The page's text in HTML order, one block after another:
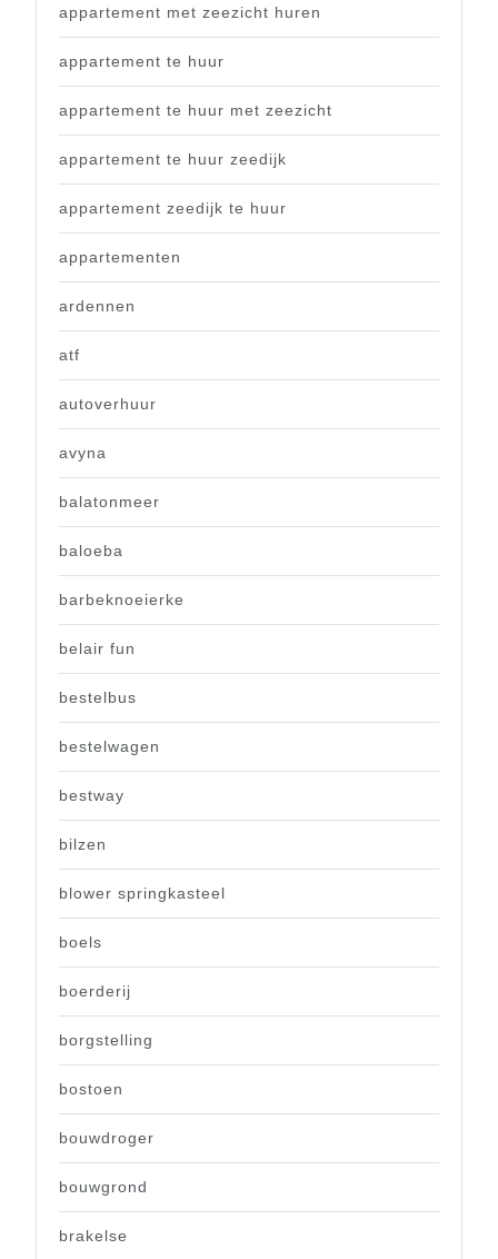
appartement met zeezicht huren
appartement te huur
appartement te huur met zeezicht
appartement te huur zeedijk
appartement zeedijk te huur
appartementen
ardennen
atf
autoverhuur
avyna
balatonmeer
baloeba
barbeknoeierke
belair fun
bestelbus
bestelwagen
bestway
bilzen
blower springkasteel
boels
boerderij
borgstelling
bostoen
bouwdroger
bouwgrond
brakelse